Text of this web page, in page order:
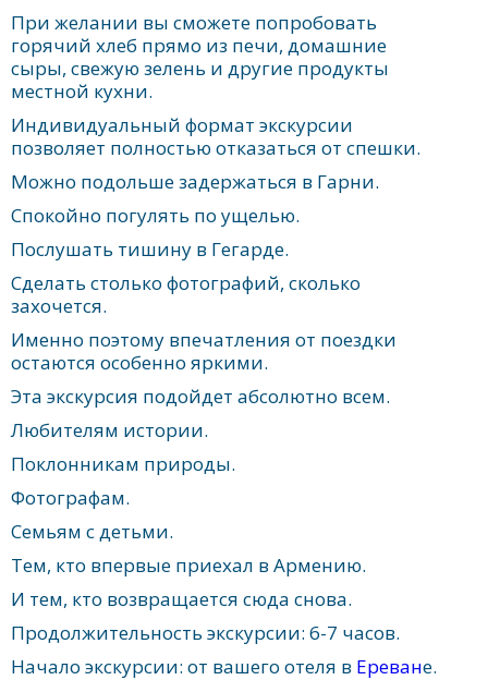
При желании вы сможете попробовать
горячий хлеб прямо из печи, домашние
сыры, свежую зелень и другие продукты
местной кухни.
Индивидуальный формат экскурсии
позволяет полностью отказаться от спешки.
Можно подольше задержаться в Гарни.
Спокойно погулять по ущелью.
Послушать тишину в Гегарде.
Сделать столько фотографий, сколько
захочется.
Именно поэтому впечатления от поездки
остаются особенно яркими.
Эта экскурсия подойдет абсолютно всем.
Любителям истории.
Поклонникам природы.
Фотографам.
Семьям с детьми.
Тем, кто впервые приехал в Армению.
И тем, кто возвращается сюда снова.
Продолжительность экскурсии: 6-7 часов.
Начало экскурсии: от вашего отеля в Ереване.